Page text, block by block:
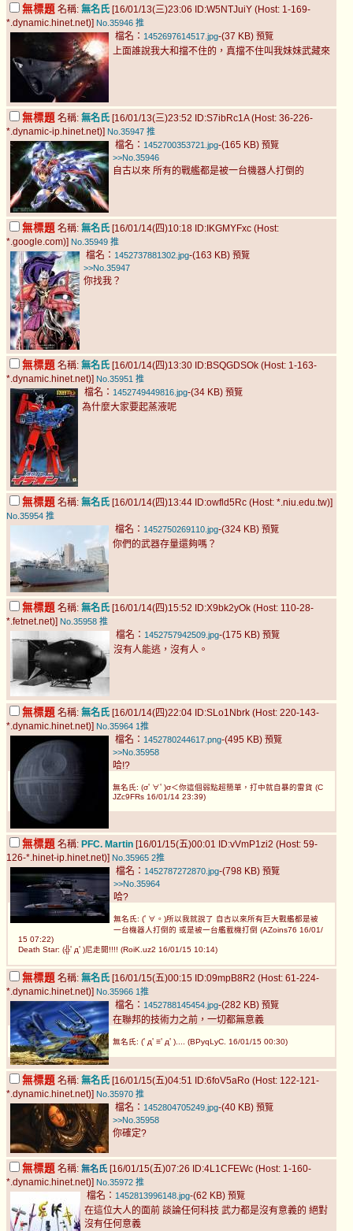
無標題 名稱: 無名氏 [16/01/13(三)23:06 ID:W5NTJuiY (Host: 1-169-
*.dynamic.hinet.net)] No.35946 推
檔名： 1452697614517.jpg-(37 KB) 預覽
上面誰說我大和擋不住的，真擋不住叫我妹妹武藏來
無標題 名稱: 無名氏 [16/01/13(三)23:52 ID:S7ibRc1A (Host: 36-226-
*.dynamic-ip.hinet.net)] No.35947 推
檔名： 1452700353721.jpg-(165 KB) 預覽
>>No.35946
自古以來 所有的戰艦都是被一台機器人打倒的
無標題 名稱: 無名氏 [16/01/14(四)10:18 ID:IKGMYFxc (Host:
*.google.com)] No.35949 推
檔名： 1452737881302.jpg-(163 KB) 預覽
>>No.35947
你找我？
無標題 名稱: 無名氏 [16/01/14(四)13:30 ID:BSQGDSOk (Host: 1-163-
*.dynamic.hinet.net)] No.35951 推
檔名： 1452749449816.jpg-(34 KB) 預覽
為什麼大家要起蒸液呢
無標題 名稱: 無名氏 [16/01/14(四)13:44 ID:owfld5Rc (Host: *.niu.edu.tw)]
No.35954 推
檔名： 1452750269110.jpg-(324 KB) 預覽
你們的武器存量還夠嗎？
無標題 名稱: 無名氏 [16/01/14(四)15:52 ID:X9bk2yOk (Host: 110-28-
*.fetnet.net)] No.35958 推
檔名： 1452757942509.jpg-(175 KB) 預覽
沒有人能逃，沒有人。
無標題 名稱: 無名氏 [16/01/14(四)22:04 ID:SLo1Nbrk (Host: 220-143-
*.dynamic.hinet.net)] No.35964 1推
檔名： 1452780244617.png-(495 KB) 預覽
>>No.35958
哈!?
無名氏: (σﾟ∀ﾟ)σ＜你這個弱點超簡單，打中就自暴的雷貨 (C
JZc9FRs 16/01/14 23:39)
無標題 名稱: PFC. Martin [16/01/15(五)00:01 ID:vVmP1zi2 (Host: 59-
126-*.hinet-ip.hinet.net)] No.35965 2推
檔名： 1452787272870.jpg-(798 KB) 預覽
>>No.35964
哈?
無名氏: (ﾟ∀。)所以我就說了 自古以來所有巨大戰艦都是被
一台機器人打倒的 或是被一台艦載機打倒 (AZoins76 16/01/
15 07:22)
Death Star: (╬ﾟдﾟ)尼走開!!!! (RoiK.uz2 16/01/15 10:14)
無標題 名稱: 無名氏 [16/01/15(五)00:15 ID:09mpB8R2 (Host: 61-224-
*.dynamic.hinet.net)] No.35966 1推
檔名： 1452788145454.jpg-(282 KB) 預覽
在聯邦的技術力之前，一切都無意義
無名氏: (ﾟдﾟ≡ﾟдﾟ).... (BPyqLyC. 16/01/15 00:30)
無標題 名稱: 無名氏 [16/01/15(五)04:51 ID:6foV5aRo (Host: 122-121-
*.dynamic.hinet.net)] No.35970 推
檔名： 1452804705249.jpg-(40 KB) 預覽
>>No.35958
你確定?
無標題 名稱: 無名氏 [16/01/15(五)07:26 ID:4L1CFEWc (Host: 1-160-
*.dynamic.hinet.net)] No.35972 推
檔名： 1452813996148.jpg-(62 KB) 預覽
在這位大人的面前 談論任何科技 武力都是沒有意義的 絕對
沒有任何意義